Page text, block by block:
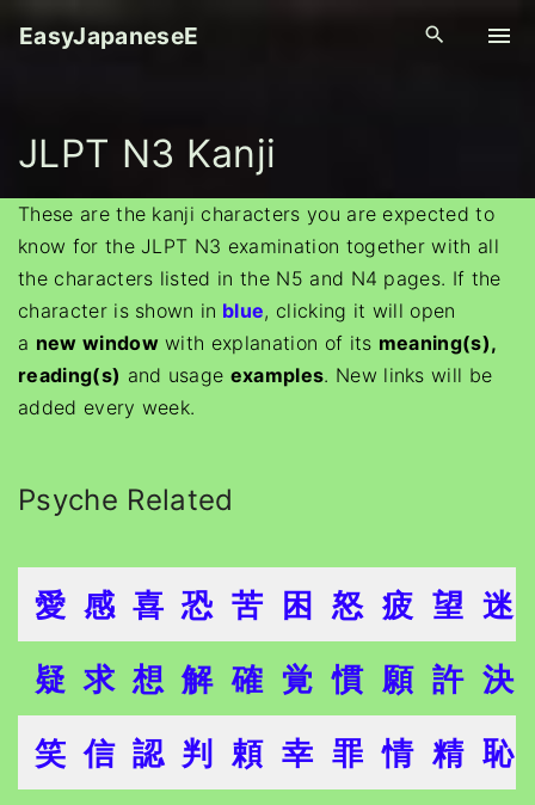
EasyJapaneseE
JLPT N3 Kanji
These are the kanji characters you are expected to
know for the JLPT N3 examination together with all
the characters listed in the N5 and N4 pages. If the
character is shown in blue, clicking it will open
a new windowwith explanation of its meaning(s),
reading(s) and usage examples. New links will be
added every week.
Psyche Related
愛 感 喜 恐 苦 困 怒 疲 望 迷
疑 求 想 解 確 覚 慣 願 許 決
笑 信 認 判 頼 幸 罪 情 精 恥